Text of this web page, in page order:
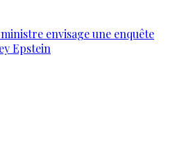
envisage une enquête
Epstein